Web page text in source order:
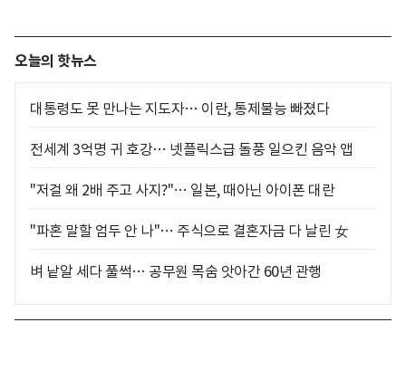
오늘의 핫뉴스
대통령도 못 만나는 지도자… 이란, 통제불능 빠졌다
전세계 3억명 귀 호강… 넷플릭스급 돌풍 일으킨 음악 앱
"저걸 왜 2배 주고 사지?"… 일본, 때아닌 아이폰 대란
"파혼 말할 엄두 안 나"… 주식으로 결혼자금 다 날린 女
벼 낱알 세다 풀썩… 공무원 목숨 앗아간 60년 관행